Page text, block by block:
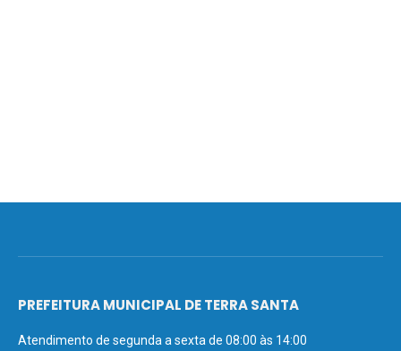
PREFEITURA MUNICIPAL DE TERRA SANTA
Atendimento de segunda a sexta de 08:00 às 14:00